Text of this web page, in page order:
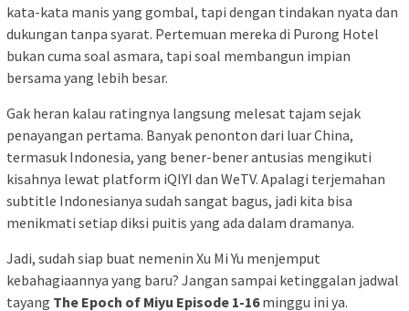
kata-kata manis yang gombal, tapi dengan tindakan nyata dan
dukungan tanpa syarat. Pertemuan mereka di Purong Hotel
bukan cuma soal asmara, tapi soal membangun impian
bersama yang lebih besar.
Gak heran kalau ratingnya langsung melesat tajam sejak
penayangan pertama. Banyak penonton dari luar China,
termasuk Indonesia, yang bener-bener antusias mengikuti
kisahnya lewat platform iQIYI dan WeTV. Apalagi terjemahan
subtitle Indonesianya sudah sangat bagus, jadi kita bisa
menikmati setiap diksi puitis yang ada dalam dramanya.
Jadi, sudah siap buat nemenin Xu Mi Yu menjemput
kebahagiaannya yang baru? Jangan sampai ketinggalan jadwal
tayang The Epoch of Miyu Episode 1-16minggu ini ya.